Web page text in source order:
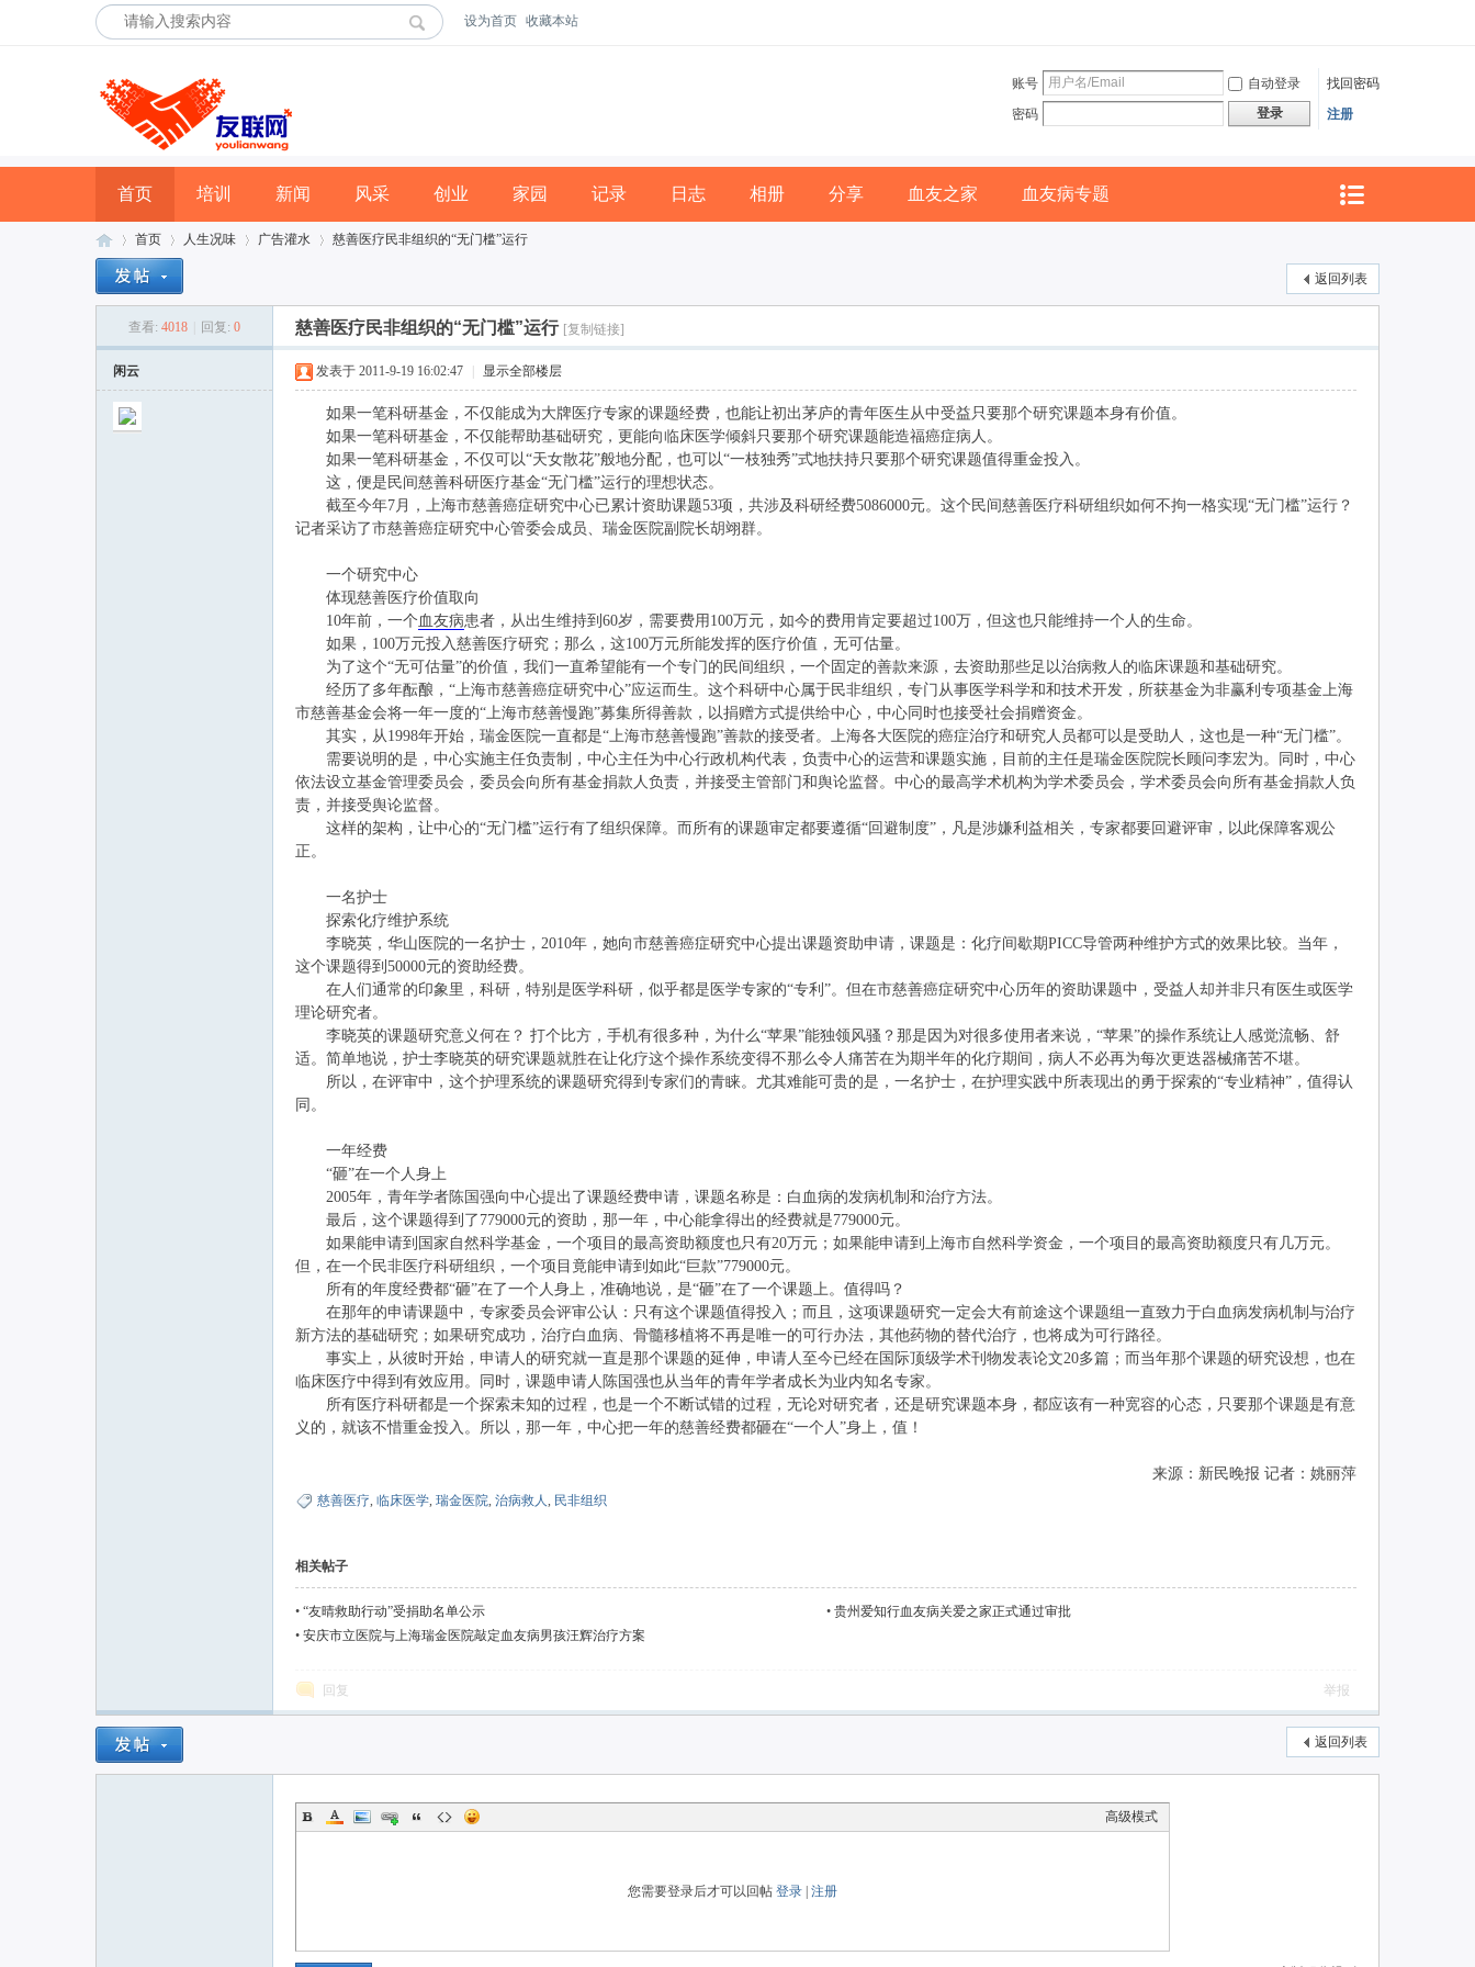
设为首页 收藏本站
账号 自动登录
找回密码
密码
登录 注册
首页 培训 新闻 风采 创业 家园 记录 日志 相册 分享 血友之家 血友病专题
首页
›
人生况味
›
广告灌水
›
慈善医疗民非组织的“无门槛”运行
返回列表
查看: 4018 回复: 0 慈善医疗民非组织的“无门槛”运行 [复制链接]
闲云 发表于 2011-9-19 16:02:47 显示全部楼层
如果一笔科研基金，不仅能成为大牌医疗专家的课题经费，也能让初出茅庐的青年医生从中受益只要那个研究课题本身有价值。
如果一笔科研基金，不仅能帮助基础研究，更能向临床医学倾斜只要那个研究课题能造福癌症病人。
如果一笔科研基金，不仅可以“天女散花”般地分配，也可以“一枝独秀”式地扶持只要那个研究课题值得重金投入。
这，便是民间慈善科研医疗基金“无门槛”运行的理想状态。
截至今年7月，上海市慈善癌症研究中心已累计资助课题53项，共涉及科研经费5086000元。这个民间慈善医疗科研组织如何不拘一格实现“无门槛”运行？
记者采访了市慈善癌症研究中心管委会成员、瑞金医院副院长胡翊群。
一个研究中心
体现慈善医疗价值取向
10年前，一个 血友病患者，从出生维持到60岁，需要费用100万元，如今的费用肯定要超过100万，但这也只能维持一个人的生命。
如果，100万元投入慈善医疗研究；那么，这100万元所能发挥的医疗价值，无可估量。
为了这个“无可估量”的价值，我们一直希望能有一个专门的民间组织，一个固定的善款来源，去资助那些足以治病救人的临床课题和基础研究。
经历了多年酝酿，“上海市慈善癌症研究中心”应运而生。这个科研中心属于民非组织，专门从事医学科学和和技术开发，所获基金为非赢利专项基金上海
市慈善基金会将一年一度的“上海市慈善慢跑”募集所得善款，以捐赠方式提供给中心，中心同时也接受社会捐赠资金。
其实，从1998年开始，瑞金医院一直都是“上海市慈善慢跑”善款的接受者。上海各大医院的癌症治疗和研究人员都可以是受助人，这也是一种“无门槛”。
需要说明的是，中心实施主任负责制，中心主任为中心行政机构代表，负责中心的运营和课题实施，目前的主任是瑞金医院院长顾问李宏为。同时，中心
依法设立基金管理委员会，委员会向所有基金捐款人负责，并接受主管部门和舆论监督。中心的最高学术机构为学术委员会，学术委员会向所有基金捐款人负
责，并接受舆论监督。
这样的架构，让中心的“无门槛”运行有了组织保障。而所有的课题审定都要遵循“回避制度”，凡是涉嫌利益相关，专家都要回避评审，以此保障客观公
正。
一名护士
探索化疗维护系统
李晓英，华山医院的一名护士，2010年，她向市慈善癌症研究中心提出课题资助申请，课题是：化疗间歇期PICC导管两种维护方式的效果比较。当年，
这个课题得到50000元的资助经费。
在人们通常的印象里，科研，特别是医学科研，似乎都是医学专家的“专利”。但在市慈善癌症研究中心历年的资助课题中，受益人却并非只有医生或医学
理论研究者。
李晓英的课题研究意义何在？ 打个比方，手机有很多种，为什么“苹果”能独领风骚？那是因为对很多使用者来说，“苹果”的操作系统让人感觉流畅、舒
适。简单地说，护士李晓英的研究课题就胜在让化疗这个操作系统变得不那么令人痛苦在为期半年的化疗期间，病人不必再为每次更迭器械痛苦不堪。
所以，在评审中，这个护理系统的课题研究得到专家们的青睐。尤其难能可贵的是，一名护士，在护理实践中所表现出的勇于探索的“专业精神”，值得认
同。
一年经费
“砸”在一个人身上
2005年，青年学者陈国强向中心提出了课题经费申请，课题名称是：白血病的发病机制和治疗方法。
最后，这个课题得到了779000元的资助，那一年，中心能拿得出的经费就是779000元。
如果能申请到国家自然科学基金，一个项目的最高资助额度也只有20万元；如果能申请到上海市自然科学资金，一个项目的最高资助额度只有几万元。
但，在一个民非医疗科研组织，一个项目竟能申请到如此“巨款”779000元。
所有的年度经费都“砸”在了一个人身上，准确地说，是“砸”在了一个课题上。值得吗？
在那年的申请课题中，专家委员会评审公认：只有这个课题值得投入；而且，这项课题研究一定会大有前途这个课题组一直致力于白血病发病机制与治疗
新方法的基础研究；如果研究成功，治疗白血病、骨髓移植将不再是唯一的可行办法，其他药物的替代治疗，也将成为可行路径。
事实上，从彼时开始，申请人的研究就一直是那个课题的延伸，申请人至今已经在国际顶级学术刊物发表论文20多篇；而当年那个课题的研究设想，也在
临床医疗中得到有效应用。同时，课题申请人陈国强也从当年的青年学者成长为业内知名专家。
所有医疗科研都是一个探索未知的过程，也是一个不断试错的过程，无论对研究者，还是研究课题本身，都应该有一种宽容的心态，只要那个课题是有意
义的，就该不惜重金投入。所以，那一年，中心把一年的慈善经费都砸在“一个人”身上，值！
来源：新民晚报 记者：姚丽萍
慈善医疗, 临床医学, 瑞金医院, 治病救人, 民非组织
相关帖子
• “友晴救助行动”受捐助名单公示 • 贵州爱知行血友病关爱之家正式通过审批
• 安庆市立医院与上海瑞金医院敲定血友病男孩汪辉治疗方案
回复 举报
返回列表
高级模式
您需要登录后才可以回帖 登录 注册